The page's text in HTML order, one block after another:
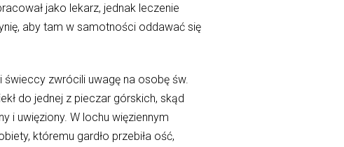
jako lekarz, jednak leczenie
aby tam w samotności oddawać się
zwrócili uwagę na osobę św.
do jednej z pieczar górskich, skąd
i uwięziony. W lochu więziennym
któremu gardło przebiła ość,